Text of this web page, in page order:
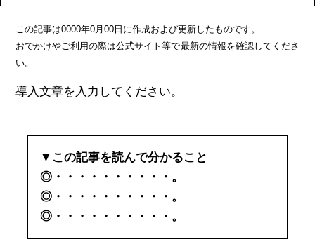
この記事は0000年0月00日に作成および更新したものです。
おでかけやご利用の際は公式サイト等で最新の情報を確認してくださ
い。
導入文章を入力してください。
▼この記事を読んで分かること
◎・・・・・・・・・・。
◎・・・・・・・・・・。
◎・・・・・・・・・・。